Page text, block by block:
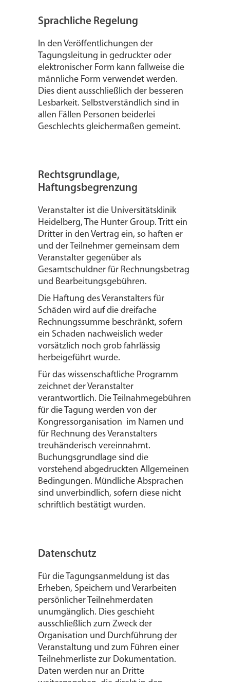
Sprachliche Regelung
In den Veröffentlichungen der
Tagungsleitung in gedruckter oder
elektronischer Form kann fallweise die
männliche Form verwendet werden.
Dies dient ausschließlich der besseren
Lesbarkeit. Selbstverständlich sind in
allen Fällen Personen beiderlei
Geschlechts gleichermaßen gemeint.
Rechtsgrundlage,
Haftungsbegrenzung
Veranstalter ist die Universitätsklinik
Heidelberg, The Hunter Group. Tritt ein
Dritter in den Vertrag ein, so haften er
und der Teilnehmer gemeinsam dem
Veranstalter gegenüber als
Gesamtschuldner für Rechnungsbetrag
und Bearbeitungsgebühren.
Die Haftung des Veranstalters für
Schäden wird auf die dreifache
Rechnungssumme beschränkt, sofern
ein Schaden nachweislich weder
vorsätzlich noch grob fahrlässig
herbeigeführt wurde.
Für das wissenschaftliche Programm
zeichnet der Veranstalter
verantwortlich. Die Teilnahmegebühren
für die Tagung werden von der
Kongressorganisation im Namen und
für Rechnung des Veranstalters
treuhänderisch vereinnahmt.
Buchungsgrundlage sind die
vorstehend abgedruckten Allgemeinen
Bedingungen. Mündliche Absprachen
sind unverbindlich, sofern diese nicht
schriftlich bestätigt wurden.
Datenschutz
Für die Tagungsanmeldung ist das
Erheben, Speichern und Verarbeiten
persönlicher Teilnehmerdaten
unumgänglich. Dies geschieht
ausschließlich zum Zweck der
Organisation und Durchführung der
Veranstaltung und zum Führen einer
Teilnehmerliste zur Dokumentation.
Daten werden nur an Dritte